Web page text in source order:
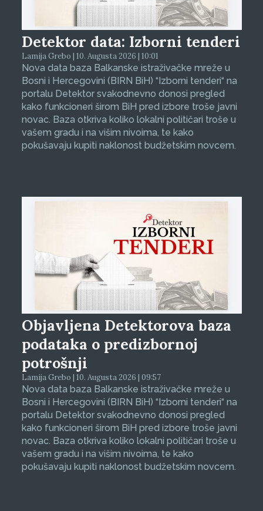
Detektor data: Izborni tenderi
Lamija Grebo | 10. Augusta 2026 | 10:01
Nova data baza Balkanske istraživačke mreže u
Bosni i Hercegovini (BIRN BiH) “Izborni tenderi“ na
portalu Detektor svakodnevno donosi pregled
kako funkcioneri širom BiH pred izbore troše javni
novac. Baza otkriva koliko lokalni političari troše u
vašem gradu i na višim nivoima, te kako
pokušavaju kupiti naklonost budžetskim novcem.
Objavljena Detektorova baza
podataka o predizbornoj
potrošnji
Lamija Grebo | 10. Augusta 2026 | 09:57
Nova data baza Balkanske istraživačke mreže u
Bosni i Hercegovini (BIRN BiH) “Izborni tenderi“ na
portalu Detektor svakodnevno donosi pregled
kako funkcioneri širom BiH pred izbore troše javni
novac. Baza otkriva koliko lokalni političari troše u
vašem gradu i na višim nivoima, te kako
pokušavaju kupiti naklonost budžetskim novcem.